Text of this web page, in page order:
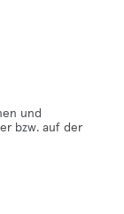
und
bzw. auf der